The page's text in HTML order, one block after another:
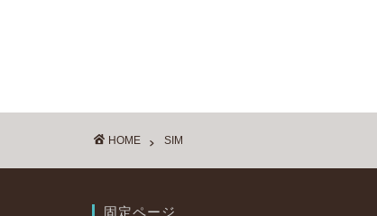
HOME SIM
固定ページ